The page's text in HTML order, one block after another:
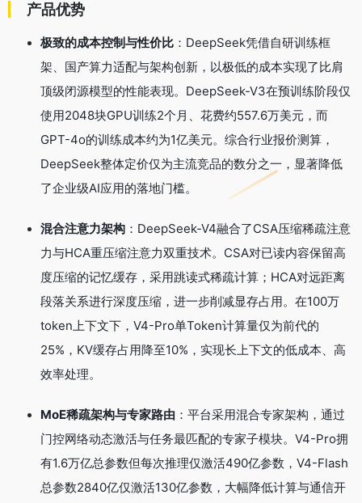
产品优势
极致的成本控制与性价比 ：DeepSeek凭借自研训练框
架、国产算力适配与架构创新，以极低的成本实现了比肩
顶级闭源模型的性能表现。DeepSeek-V3在预训练阶段仅
使用2048块GPU训练2个月、花费约557.6万美元，而
GPT-4o的训练成本约为1亿美元。综合行业报价测算，
DeepSeek整体定价仅为主流竞品的数分之一，显著降低
了企业级AI应用的落地门槛。
混合注意力架构 ：DeepSeek-V4融合了CSA压缩稀疏注意
力与HCA重压缩注意力双重技术。CSA对已读内容保留高
度压缩的记忆缓存，采用跳读式稀疏计算；HCA对远距离
段落关系进行深度压缩，进一步削减显存占用。在100万
token上下文下，V4-Pro单Token计算量仅为前代的
25%，KV缓存占用降至10%，实现长上下文的低成本、高
效率处理。
MoE稀疏架构与专家路由 ：平台采用混合专家架构，通过
门控网络动态激活与任务最匹配的专家子模块。V4-Pro拥
有1.6万亿总参数但每次推理仅激活490亿参数，V4-Flash
总参数2840亿仅激活130亿参数，大幅降低计算与通信开